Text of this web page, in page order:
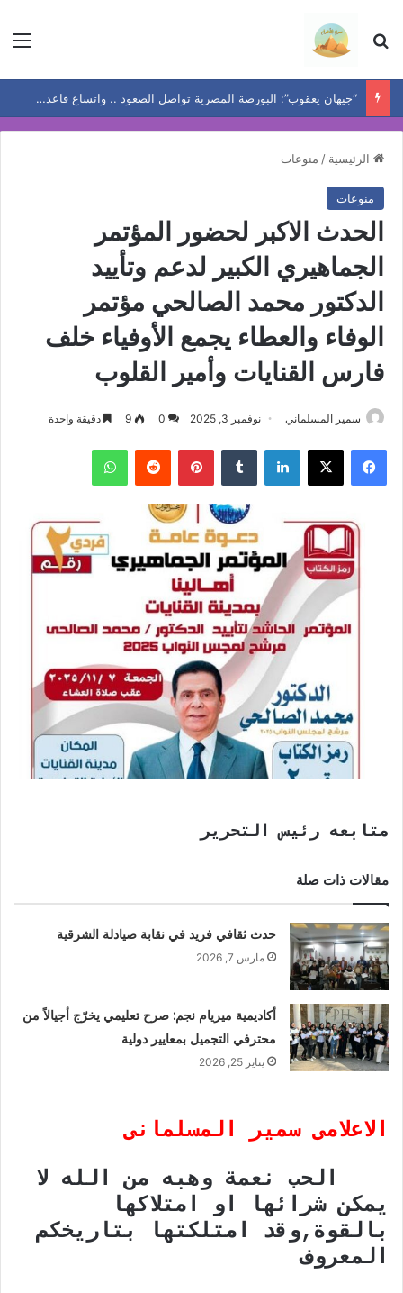
بحث عن
“جيهان يعقوب”: البورصة المصرية تواصل الصعود .. واتساع قاعدة المكاسب يعيد رسم خريطة الفرص
الرئيسية / منوعات
منوعات
الحدث الاكبر لحضور المؤتمر
الجماهيري الكبير لدعم وتأييد
الدكتور محمد الصالحي مؤتمر
الوفاء والعطاء يجمع الأوفياء خلف
فارس القنايات وأمير القلوب
سمير المسلماني نوفمبر 3, 2025 0
9 دقيقة واحدة
فيسبوك ‫X لينكدإن بينتيريست واتساب
متابعه رئيس التحرير
مقالات ذات صلة
حدث ثقافي فريد في نقابة صيادلة الشرقية
مارس 7, 2026
أكاديمية ميريام نجم: صرح تعليمي يخرّج أجيالاً من
محترفي التجميل بمعايير دولية
يناير 25, 2026
الاعلامى سمير المسلمانى
الحب نعمة وهبه من الله لا
يمكن شرائها او امتلاكها
بالقوة,وقد امتلكتها بتاريخكم
المعروف